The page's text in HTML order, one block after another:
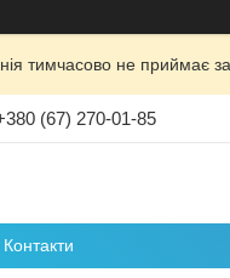
тимчасово не приймає
(67) 270-01-85
Контакти